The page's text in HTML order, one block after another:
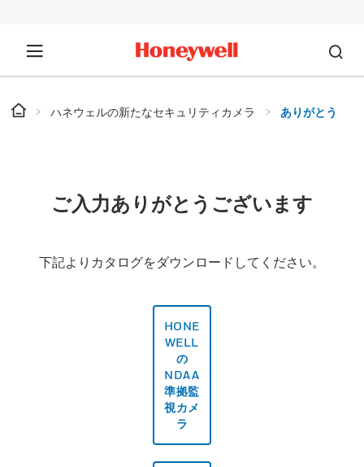
ハネウェルの新たなセキュリティカメラ ありがとう
ご入力ありがとうございます
下記よりカタログをダウンロードしてください。
HONE
WELL
の
NDAA
準拠監
視カメ
ラ